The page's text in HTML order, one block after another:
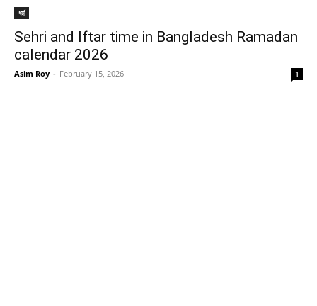
ধর্ম
Sehri and Iftar time in Bangladesh Ramadan
calendar 2026
Asim Roy - February 15, 2026 1